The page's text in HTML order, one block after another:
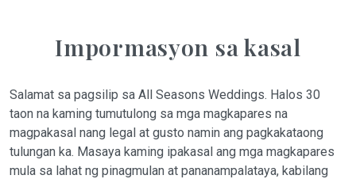
Impormasyon sa kasal
Salamat sa pagsilip sa All Seasons Weddings. Halos 30
taon na kaming tumutulong sa mga magkapares na
magpakasal nang legal at gusto namin ang pagkakataong
tulungan ka. Masaya kaming ipakasal ang mga magkapares
mula sa lahat ng pinagmulan at pananampalataya, kabilang